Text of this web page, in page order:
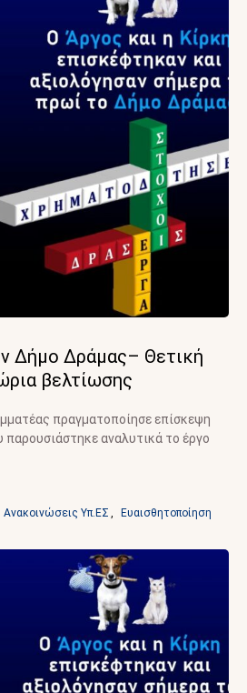
Δήμο Δράμας– Θετική
βελτίωσης
πραγματοποίησε επίσκεψη
αναλυτικά το έργο
Ανακοινώσεις Υπ.ΕΣ , Ευαισθητοποίηση